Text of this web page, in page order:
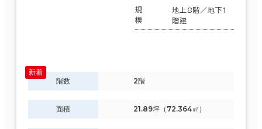
規
模
地上8階／地下1
階建
階数 2階
面積 21.89坪（72.364㎡）